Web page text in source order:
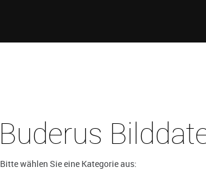
Buderus
Bitte wählen Sie eine Kategorie aus: